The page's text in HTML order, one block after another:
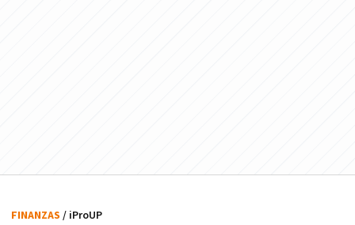
FINANZAS / iProUP